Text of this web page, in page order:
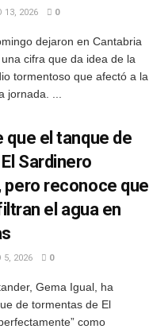
13, 2026 0
dejaron en Cantabria
cifra que da idea de la
tormentoso que afectó a la
jornada. ...
que el tanque de
Sardinero
pero reconoce que
el agua en
5, 2026 0
Gema Igual, ha
de tormentas de El
como